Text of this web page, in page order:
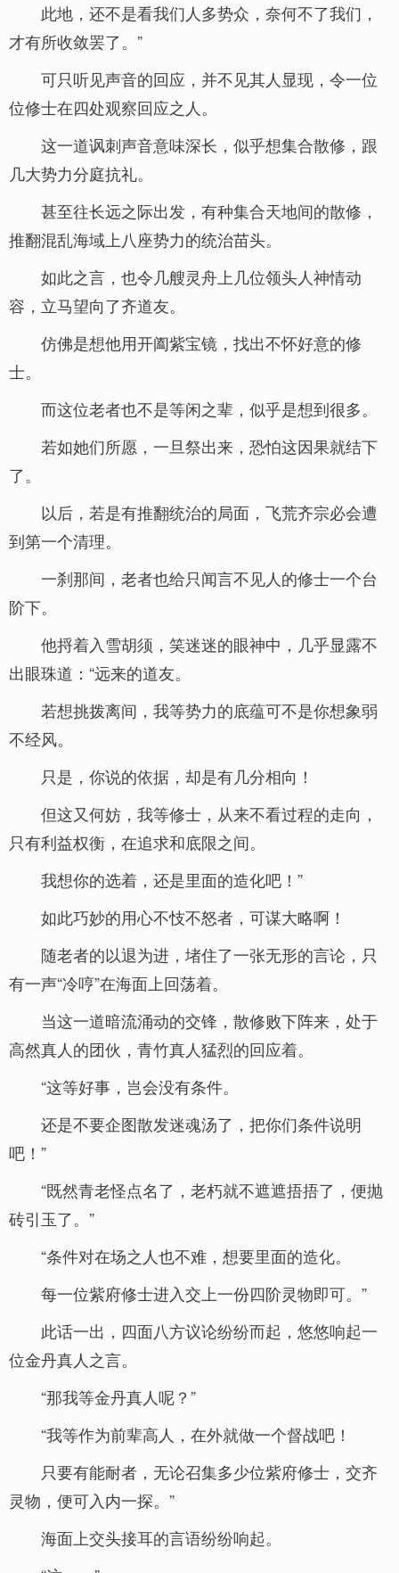
此地，还不是看我们人多势众，奈何不了我们，
才有所收敛罢了。”
可只听见声音的回应，并不见其人显现，令一位
位修士在四处观察回应之人。
这一道讽刺声音意味深长，似乎想集合散修，跟
几大势力分庭抗礼。
甚至往长远之际出发，有种集合天地间的散修，
推翻混乱海域上八座势力的统治苗头。
如此之言，也令几艘灵舟上几位领头人神情动
容，立马望向了齐道友。
仿佛是想他用开阖紫宝镜，找出不怀好意的修
士。
而这位老者也不是等闲之辈，似乎是想到很多。
若如她们所愿，一旦祭出来，恐怕这因果就结下
了。
以后，若是有推翻统治的局面，飞荒齐宗必会遭
到第一个清理。
一刹那间，老者也给只闻言不见人的修士一个台
阶下。
他捋着入雪胡须，笑迷迷的眼神中，几乎显露不
出眼珠道：“远来的道友。
若想挑拨离间，我等势力的底蕴可不是你想象弱
不经风。
只是，你说的依据，却是有几分相向！
但这又何妨，我等修士，从来不看过程的走向，
只有利益权衡，在追求和底限之间。
我想你的选着，还是里面的造化吧！”
如此巧妙的用心不忮不怒者，可谋大略啊！
随老者的以退为进，堵住了一张无形的言论，只
有一声“冷哼”在海面上回荡着。
当这一道暗流涌动的交锋，散修败下阵来，处于
高然真人的团伙，青竹真人猛烈的回应着。
“这等好事，岂会没有条件。
还是不要企图散发迷魂汤了，把你们条件说明
吧！”
“既然青老怪点名了，老朽就不遮遮捂捂了，便抛
砖引玉了。”
“条件对在场之人也不难，想要里面的造化。
每一位紫府修士进入交上一份四阶灵物即可。”
此话一出，四面八方议论纷纷而起，悠悠响起一
位金丹真人之言。
“那我等金丹真人呢？”
“我等作为前辈高人，在外就做一个督战吧！
只要有能耐者，无论召集多少位紫府修士，交齐
灵物，便可入内一探。”
海面上交头接耳的言语纷纷响起。